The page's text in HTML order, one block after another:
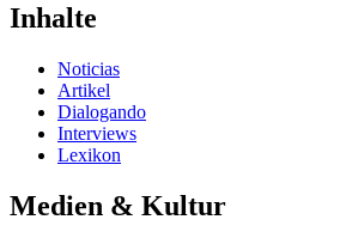
Inhalte
Noticias
Artikel
Dialogando
Interviews
Lexikon
Medien & Kultur